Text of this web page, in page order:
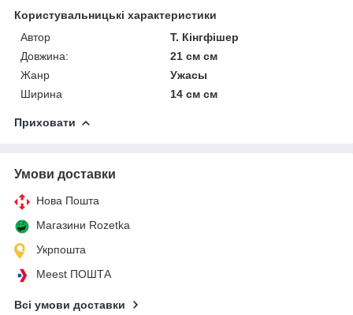
Користувальницькі характеристики
Автор
Т. Кінгфішер
Довжина:
21 см см
Жанр
Ужасы
Ширина
14 см см
Приховати
Умови доставки
Нова Пошта
Магазини Rozetka
Укрпошта
Meest ПОШТА
Всі умови доставки